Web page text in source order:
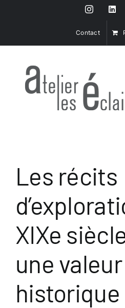
Instagram
Contact
Les récits
XIXe
une valeur
historique